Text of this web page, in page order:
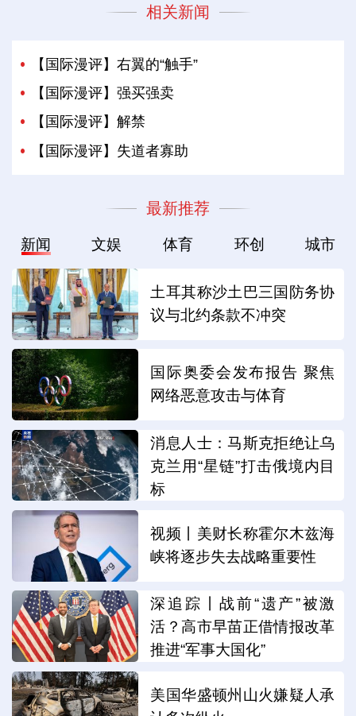
相关新闻
【国际漫评】右翼的“触手”
【国际漫评】强买强卖
【国际漫评】解禁
【国际漫评】失道者寡助
最新推荐
新闻 文娱 体育 环创 城市
土耳其称沙土巴三国防务协
议与北约条款不冲突
国际奥委会发布报告 聚焦
网络恶意攻击与体育
消息人士：马斯克拒绝让乌
克兰用“星链”打击俄境内目
标
视频丨美财长称霍尔木兹海
峡将逐步失去战略重要性
深追踪丨战前“遗产”被激
活？高市早苗正借情报改革
推进“军事大国化”
美国华盛顿州山火嫌疑人承